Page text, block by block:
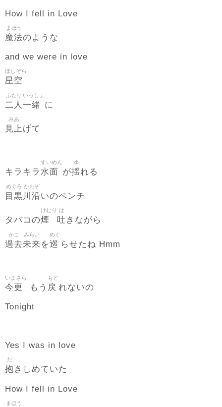
How I fell in Love
魔法
まほう
のような
and we were in love
星空
ほしぞら
二人
ふたり
一緒
いっしょ
に
見上
みあ
げて
キラキラ 水面
すいめん
が揺
ゆ
れる
目黒
めぐろ
川沿
かわぞ
いのベンチ
タバコの煙
けむり
吐
は
きながら
過去
かこ
未来
みらい
を巡
めぐ
らせたね Hmm
今更
いまさら
もう 戻
もど
れないの
Tonight
Yes I was in love
抱
だ
きしめていた
How I fell in Love
まほう